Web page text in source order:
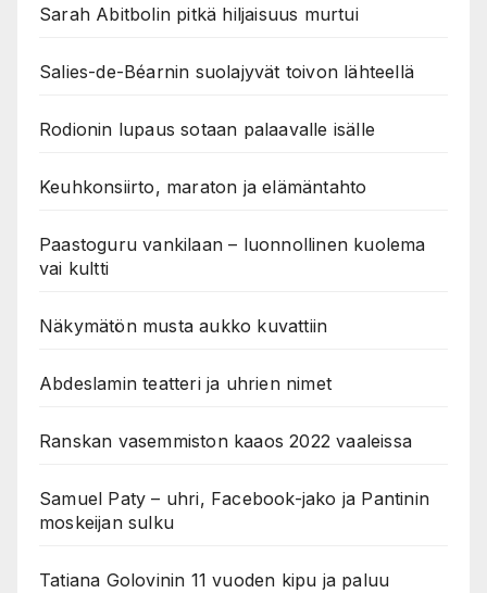
Sarah Abitbolin pitkä hiljaisuus murtui
Salies-de-Béarnin suolajyvät toivon lähteellä
Rodionin lupaus sotaan palaavalle isälle
Keuhkonsiirto, maraton ja elämäntahto
Paastoguru vankilaan – luonnollinen kuolema
vai kultti
Näkymätön musta aukko kuvattiin
Abdeslamin teatteri ja uhrien nimet
Ranskan vasemmiston kaaos 2022 vaaleissa
Samuel Paty – uhri, Facebook-jako ja Pantinin
moskeijan sulku
Tatiana Golovinin 11 vuoden kipu ja paluu